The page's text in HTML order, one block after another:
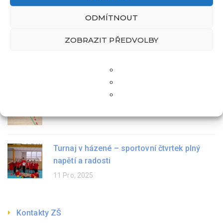
ODMÍTNOUT
ZOBRAZIT PŘEDVOLBY
Zápis do prvních tříd
Krajské kolo ve florbale
Turnaj v házené – sportovní čtvrtek plný
napětí a radosti
11 Pro, 2025
Kontakty ZŠ